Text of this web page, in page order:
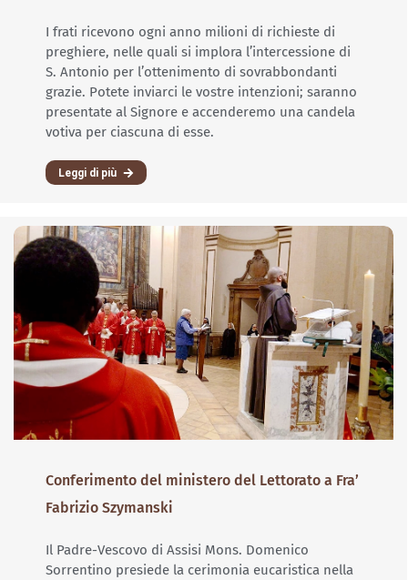
I frati ricevono ogni anno milioni di richieste di
preghiere, nelle quali si implora l’intercessione di
S. Antonio per l’ottenimento di sovrabbondanti
grazie. Potete inviarci le vostre intenzioni; saranno
presentate al Signore e accenderemo una candela
votiva per ciascuna di esse.
Leggi di più
Conferimento del ministero del Lettorato a Fra’
Fabrizio Szymanski
Il Padre-Vescovo di Assisi Mons. Domenico
Sorrentino presiede la cerimonia eucaristica nella